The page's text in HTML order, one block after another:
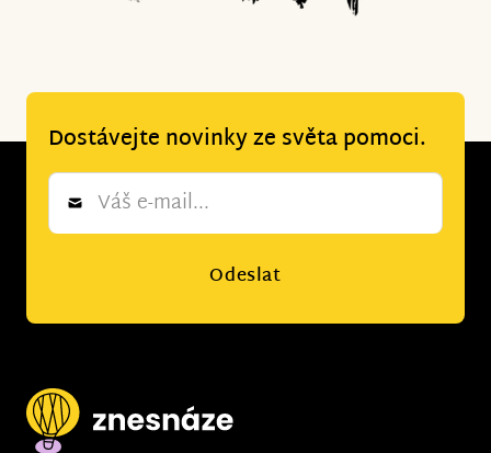
Dostávejte novinky ze světa pomoci.
Newsletter
Odeslat